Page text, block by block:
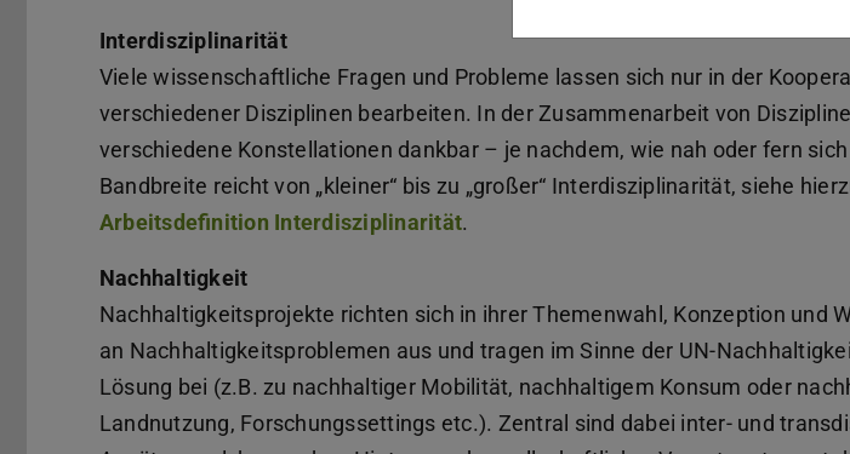
Interdisziplinarität
Viele wissenschaftliche Fragen und Probleme lassen sich nur in der
verschiedener Disziplinen bearbeiten. In der Zusammenarbeit von
verschiedene Konstellationen dankbar – je nachdem, wie nah oder fern
Bandbreite reicht von „kleiner“ bis zu „großer“ Interdisziplinarität, siehe
Arbeitsdefinition Interdisziplinarität.
Nachhaltigkeit
Nachhaltigkeitsprojekte richten sich in ihrer Themenwahl, Konzeption und
an Nachhaltigkeitsproblemen aus und tragen im Sinne der UN-
Lösung bei (z.B. zu nachhaltiger Mobilität, nachhaltigem Konsum oder
Landnutzung, Forschungssettings etc.). Zentral sind dabei inter- und